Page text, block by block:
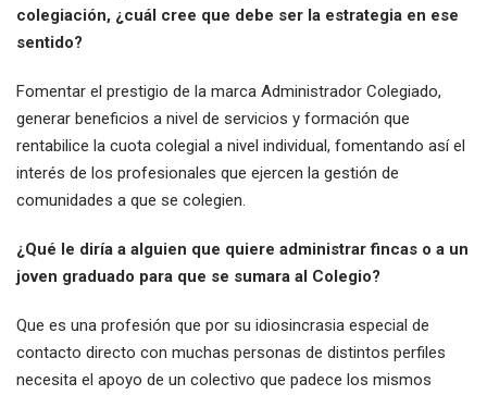
colegiación, ¿cuál cree que debe ser la estrategia en ese
sentido?
Fomentar el prestigio de la marca Administrador Colegiado,
generar beneficios a nivel de servicios y formación que
rentabilice la cuota colegial a nivel individual, fomentando así el
interés de los profesionales que ejercen la gestión de
comunidades a que se colegien.
¿Qué le diría a alguien que quiere administrar fincas o a un
joven graduado para que se sumara al Colegio?
Que es una profesión que por su idiosincrasia especial de
contacto directo con muchas personas de distintos perfiles
necesita el apoyo de un colectivo que padece los mismos